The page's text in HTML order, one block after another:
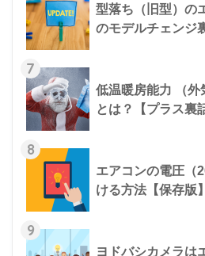
型落ち（旧型）の
のモデルチェンジ
7
低温暖房能力 （外
とは？【プラス裏
8
エアコンの電圧（
ける方法【保存版】
9
ヨドバシカメラは